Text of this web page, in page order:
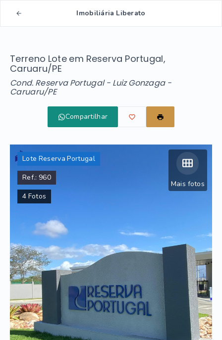
Imobiliária Liberato
Terreno Lote em Reserva Portugal,
Caruaru/PE
Cond. Reserva Portugal - Luiz Gonzaga -
Caruaru/PE
Compartilhar
Mais fotos
Lote Reserva Portugal
Ref.: 960
4 Fotos